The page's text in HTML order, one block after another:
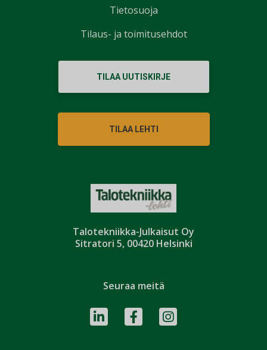
Talotekniikka-Julkaisut Oy
Sitratori 5, 00420 Helsinki
TILAA UUTISKIRJE
TILAA LEHTI
Seuraa meitä
Tietosuoja
Tilaus- ja toimitusehdot